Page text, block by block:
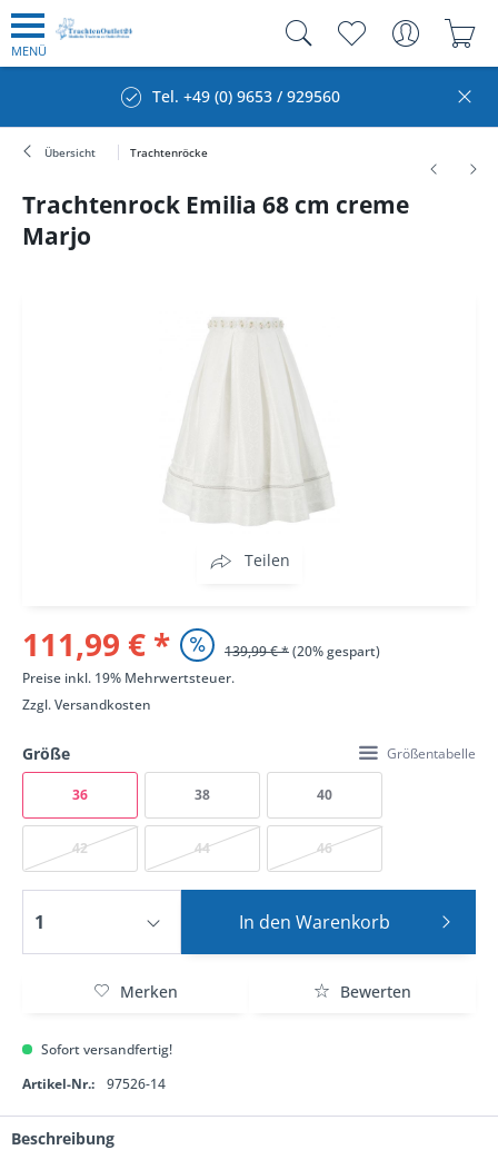
MENÜ
Tel. +49 (0) 9653 / 929560
Übersicht Trachtenröcke
Trachtenrock Emilia 68 cm creme
Marjo
Teilen
111,99 € * 139,99 € *(20% gespart)
Preise inkl. 19% Mehrwertsteuer.
Zzgl.Versandkosten
Größe Größentabelle
36 38 40
42 44 46
In den Warenkorb
Merken Bewerten
Sofort versandfertig!
Artikel-Nr.:
97526-14
Beschreibung